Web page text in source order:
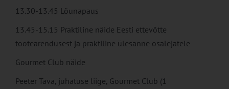
13.30-13.45 Lõunapaus
13.45-15.15 Praktiline näide Eesti ettevõtte
tootearendusest ja praktiline ülesanne osalejatele
Gourmet Club näide
Peeter Tava, juhatuse liige, Gourmet Club (1